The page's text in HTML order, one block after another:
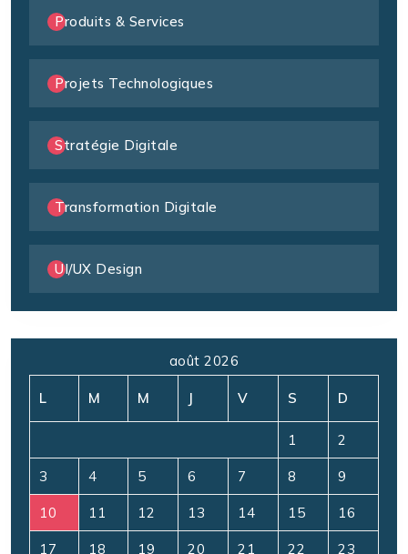
Produits & Services
Projets Technologiques
Stratégie Digitale
Transformation Digitale
UI/UX Design
août 2026
L M M J V S D
1 2
3 4 5 6 7 8 9
10 11 12 13 14 15 16
17 18 19 20 21 22 23